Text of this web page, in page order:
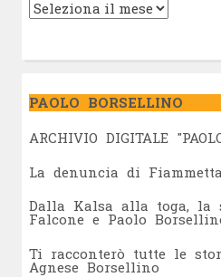
PAOLO BORSELLINO
ARCHIVIO DIGITALE
La denuncia di
Dalla Kalsa alla toga, la
Falcone e Paolo
Ti racconterò tutte le
Agnese Borsellino